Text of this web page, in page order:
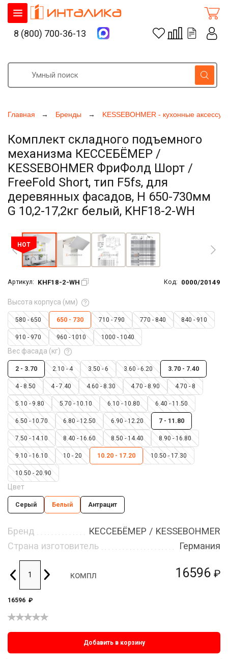
Главная Бренды KESSEBOHMER - кухонные
Комплект складного подъемного
механизма КЕССЕБЁМЕР /
KESSEBOHMER ФриФолд Шорт /
FreeFold Short, тип F5fs, для
деревянных фасадов, H 650-730мм
G 10,2-17,2кг белый, KHF18-2-WH
HOT
Артикул: KHF18-2-WH Код: 0000/20149
16596 ₽
Высота корпуса (мм)
580 - 650 650 - 730 710 - 790 770 - 840 840 - 910
910 - 970 960 - 1010 1000 - 1040
Вес фасада (кг)
2 - 3.70 2.10 - 4 3.50 - 6 3.60 - 6.20 3.70 - 7.40
4 - 8.50 4 - 7.40 4.60 - 8.30 4.70 - 8.90 4.70 - 8
5.10 - 9.80 5.70 - 10.10 6.10 - 10.80 6.40 - 11.50
6.50 - 10.70 6.80 - 12.50 6.90 - 12.20 7 - 11.80
7.50 - 14.10 8.40 - 16.60 8.50 - 14.40 8.90 - 16.80
9.10 - 16.10 10 - 20 10.20 - 17.20 10.50 - 17.30
10.50 - 20.90
Цвет
Серый Белый Антрацит
Бренд
КЕССЕБЁМЕР / KESSEBOHMER
Страна изготовитель
Германия
компл
16596 ₽
Добавить в корзину
8 (800) 700-36-13